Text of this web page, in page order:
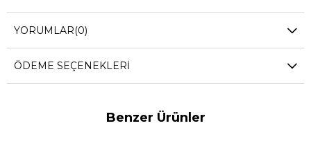
YORUMLAR(0)
ÖDEME SEÇENEKLERI
Benzer Ürünler